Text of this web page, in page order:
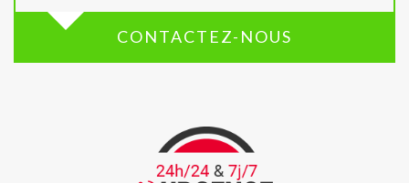
CONTACTEZ-NOUS